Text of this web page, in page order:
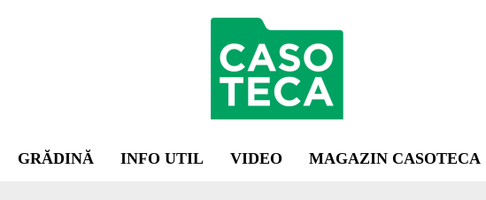
GRĂDINĂ INFO UTIL VIDEO MAGAZIN CASOTECA